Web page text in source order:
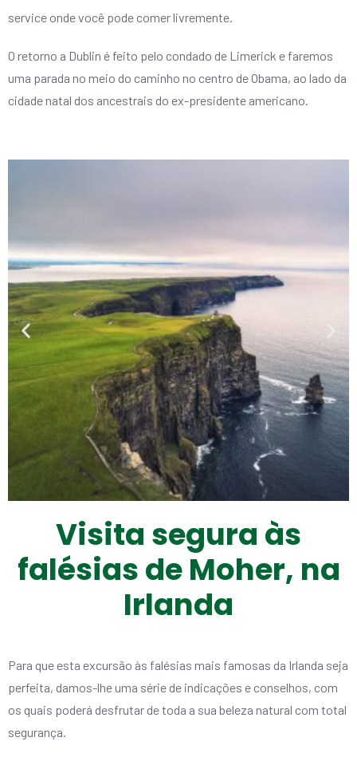
service onde você pode comer livremente.
O retorno a Dublin é feito pelo condado de Limerick e faremos
uma parada no meio do caminho no centro de Obama, ao lado da
cidade natal dos ancestrais do ex-presidente americano.
Visita segura às
falésias de Moher, na
Irlanda
Para que esta excursão às falésias mais famosas da Irlanda seja
perfeita, damos-lhe uma série de indicações e conselhos, com
os quais poderá desfrutar de toda a sua beleza natural com total
segurança.